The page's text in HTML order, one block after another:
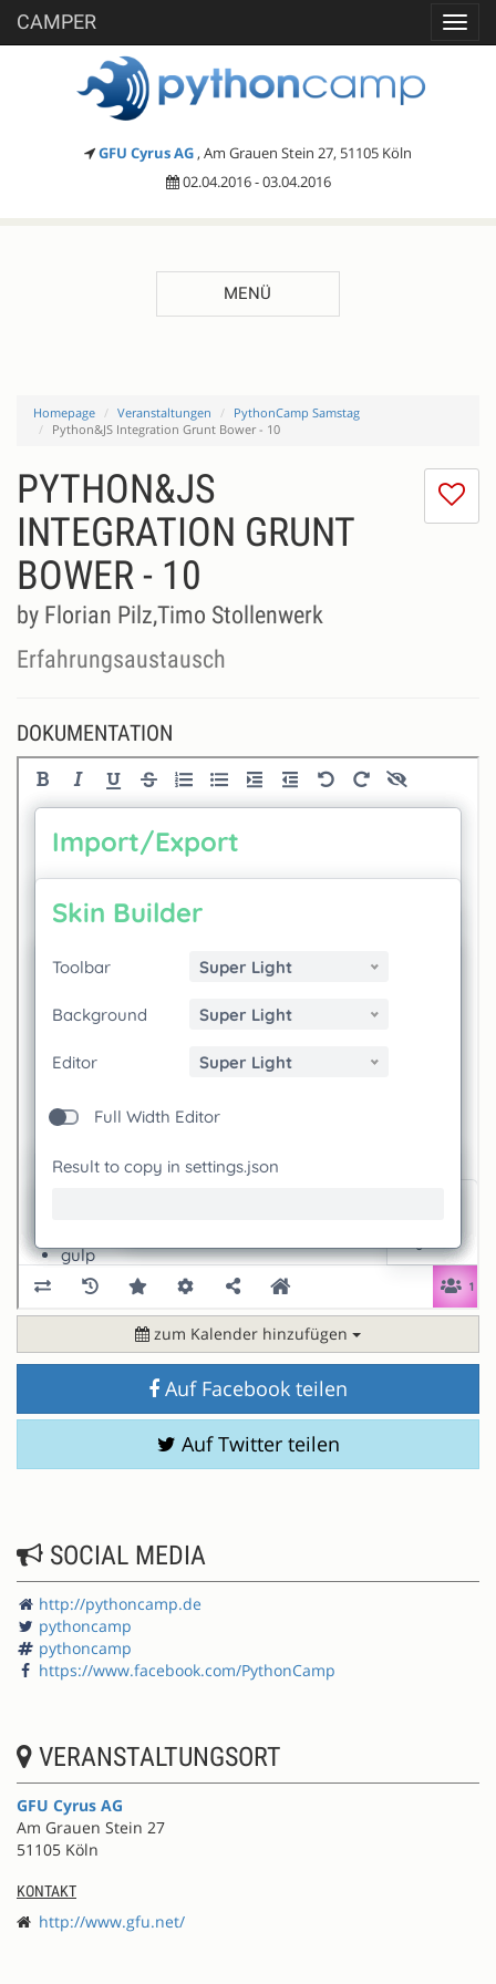
CAMPER
GFU Cyrus AG , Am Grauen Stein 27, 51105 Köln
02.04.2016 - 03.04.2016
MENÜ
Homepage Veranstaltungen
PythonCamp Samstag
Python&JS Integration Grunt Bower - 10
PYTHON&JS
INTEGRATION GRUNT
BOWER - 10
by Florian Pilz,Timo Stollenwerk
Erfahrungsaustausch
DOKUMENTATION
zum Kalender hinzufügen
Auf Facebook teilen
Auf Twitter teilen
SOCIAL MEDIA
http://pythoncamp.de
pythoncamp
pythoncamp
https://www.facebook.com/PythonCamp
VERANSTALTUNGSORT
GFU Cyrus AG
Am Grauen Stein 27
51105 Köln
KONTAKT
http://www.gfu.net/